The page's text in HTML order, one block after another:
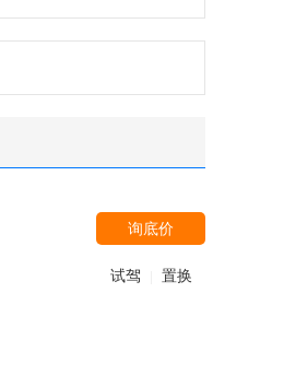
询底价
试驾 置换